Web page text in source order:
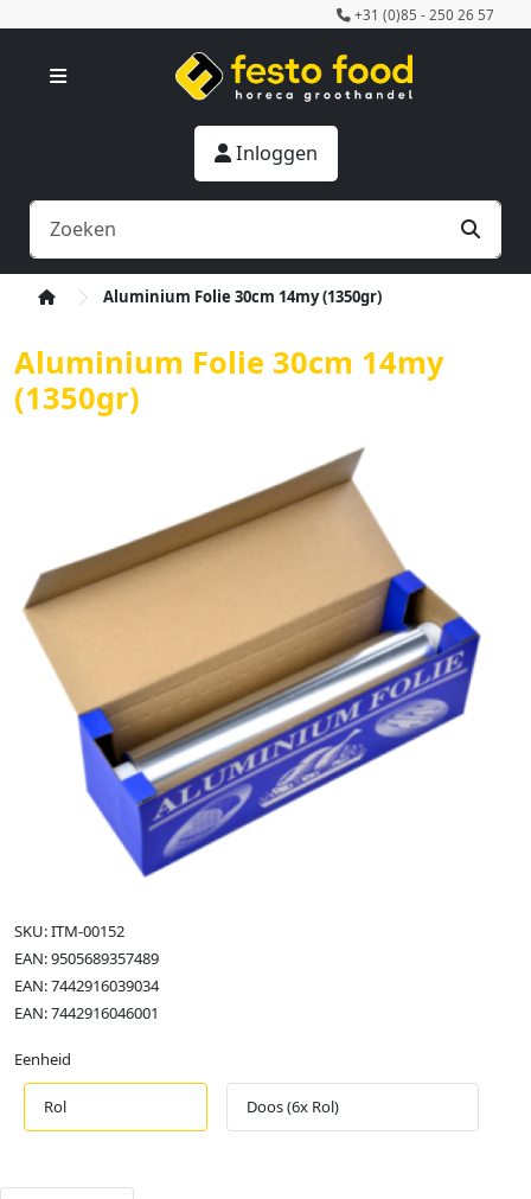
+31 (0)85 - 250 26 57
Inloggen
Aluminium Folie 30cm 14my (1350gr)
Aluminium Folie 30cm 14my
(1350gr)
SKU: ITM-00152
EAN: 9505689357489
EAN: 7442916039034
EAN: 7442916046001
Eenheid
Rol Doos (6x Rol)